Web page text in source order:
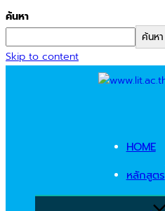
ค้นหา
ค้นหา
Skip to content
HOME
หลักสูตร